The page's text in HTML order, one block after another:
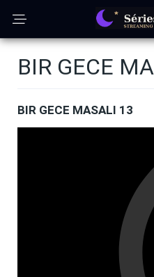
BIR GECE
BIR GECE MASALI 13